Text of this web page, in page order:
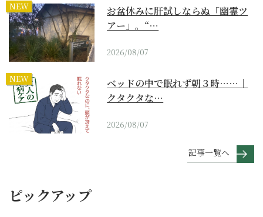
NEW
お盆休みに肝試しならぬ「幽霊ツ
アー」。“…
2026/08/07
NEW
ベッドの中で眠れず朝３時……｜
クタクタな…
2026/08/07
記事一覧へ
ピックアップ